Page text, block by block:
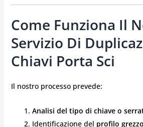
Come Funziona Il
Servizio Di
Chiavi Porta Sci
Il nostro processo prevede:
Analisi del tipo di chiave o
Identificazione del profilo